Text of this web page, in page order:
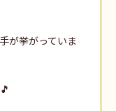
が挙がっていま